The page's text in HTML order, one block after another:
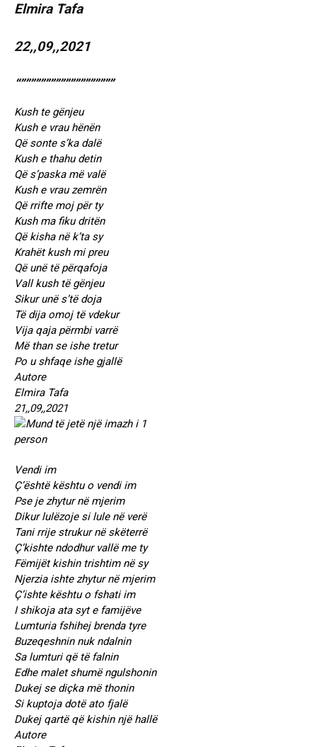
Elmira Tafa
22,,09,,2021
“”””””””””””””””””””
Kush te gënjeu
Kush e vrau hënën
Që sonte s’ka dalë
Kush e thahu detin
Që s’paska më valë
Kush e vrau zemrën
Që rrifte moj për ty
Kush ma fiku dritën
Që kisha në k’ta sy
Krahët kush mi preu
Që unë të përqafoja
Vall kush të gënjeu
Sikur unë s’të doja
Të dija omoj të vdekur
Vija qaja përmbi varrë
Më than se ishe tretur
Po u shfaqe ishe gjallë
Autore
Elmira Tafa
21,,09,,2021
Vendi im
Ç’është kështu o vendi im
Pse je zhytur në mjerim
Dikur lulëzoje si lule në verë
Tani rrije strukur në skëterrë
Ç’kishte ndodhur vallë me ty
Fëmijët kishin trishtim në sy
Njerzia ishte zhytur në mjerim
Ç’ishte kështu o fshati im
I shikoja ata syt e famijëve
Lumturia fshihej brenda tyre
Buzeqeshnin nuk ndalnin
Sa lumturi që të falnin
Edhe malet shumë ngulshonin
Dukej se diçka më thonin
Si kuptoja dotë ato fjalë
Dukej qartë që kishin një hallë
Autore